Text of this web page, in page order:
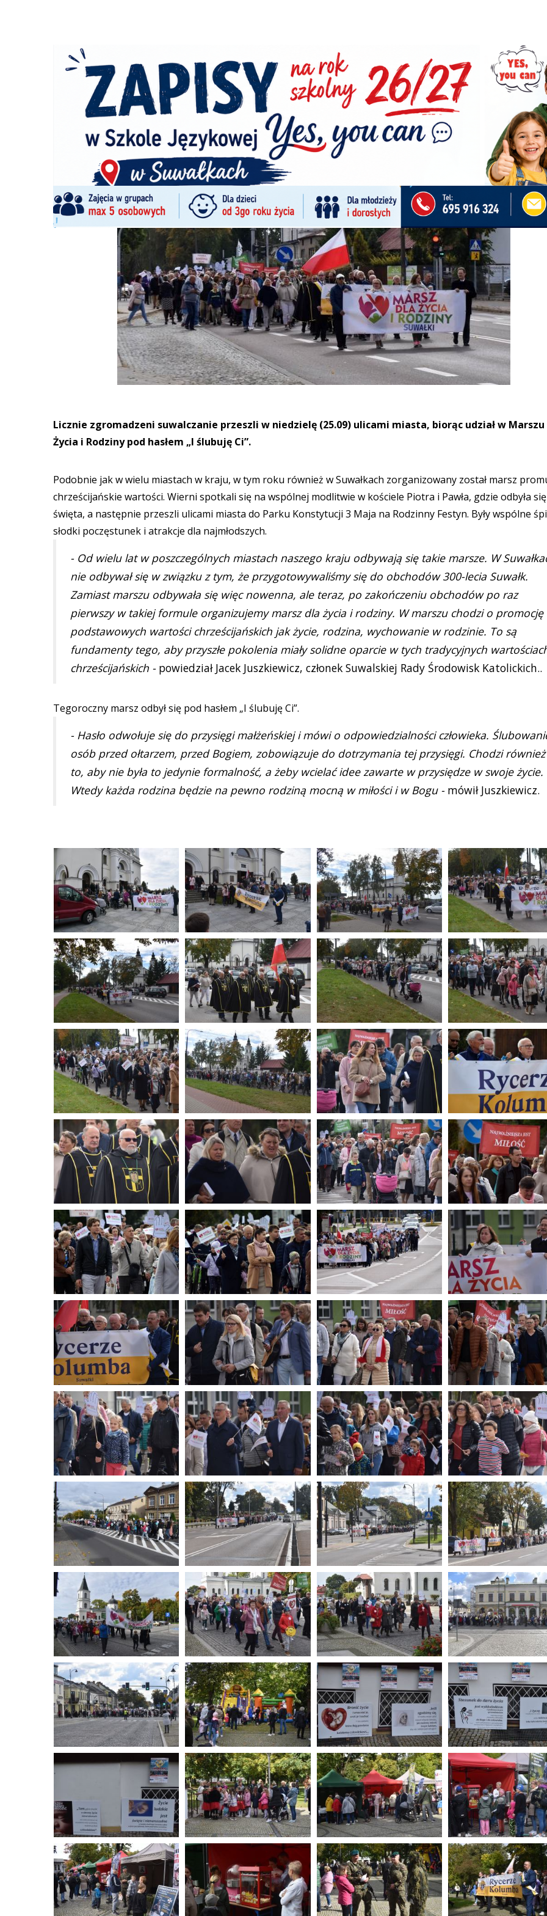
Ścieżka
nawigacyjna
Strona główna
Marsz dla życia i rodziny przeszedł ulicami Suwałk
FacebookPinterest TumblrReddit
Z ŻYCIA MIASTA 25/09/2022 / 11 Komentarzy
Marsz dla życia i rodziny przeszedł ulicami Suwałk
Licznie zgromadzeni suwalczanie przeszli w niedzielę (25.09) ulicami miasta, biorąc udział w Marszu
Życia i Rodziny pod hasłem „I ślubuję Ci”.
Podobnie jak w wielu miastach w kraju, w tym roku również w Suwałkach zorganizowany został marsz
chrześcijańskie wartości. Wierni spotkali się na wspólnej modlitwie w kościele Piotra i Pawła, gdzie odbyła
święta, a następnie przeszli ulicami miasta do Parku Konstytucji 3 Maja na Rodzinny Festyn. Były wspólne
słodki poczęstunek i atrakcje dla najmłodszych.
- Od wielu lat w poszczególnych miastach naszego kraju odbywają się takie marsze. W
nie odbywał się w związku z tym, że przygotowywaliśmy się do obchodów 300-lecia Suwałk.
Zamiast marszu odbywała się więc nowenna, ale teraz, po zakończeniu obchodów po raz
pierwszy w takiej formule organizujemy marsz dla życia i rodziny. W marszu chodzi o promocję
podstawowych wartości chrześcijańskich jak życie, rodzina, wychowanie w rodzinie. To są
fundamenty tego, aby przyszłe pokolenia miały solidne oparcie w tych tradycyjnych
chrześcijańskich - powiedział Jacek Juszkiewicz, członek Suwalskiej Rady Środowisk Katolickich..
Tegoroczny marsz odbył się pod hasłem „I ślubuję Ci”.
- Hasło odwołuje się do przysięgi małżeńskiej i mówi o odpowiedzialności człowieka.
osób przed ołtarzem, przed Bogiem, zobowiązuje do dotrzymania tej przysięgi. Chodzi
to, aby nie była to jedynie formalność, a żeby wcielać idee zawarte w przysiędze w swoje życie.
Wtedy każda rodzina będzie na pewno rodziną mocną w miłości i w Bogu - mówił Juszkiewicz.